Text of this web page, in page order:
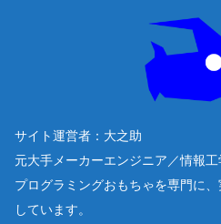
サイト運営者：大之助
元大手メーカーエンジニア／情報
プログラミングおもちゃを専門に
しています。